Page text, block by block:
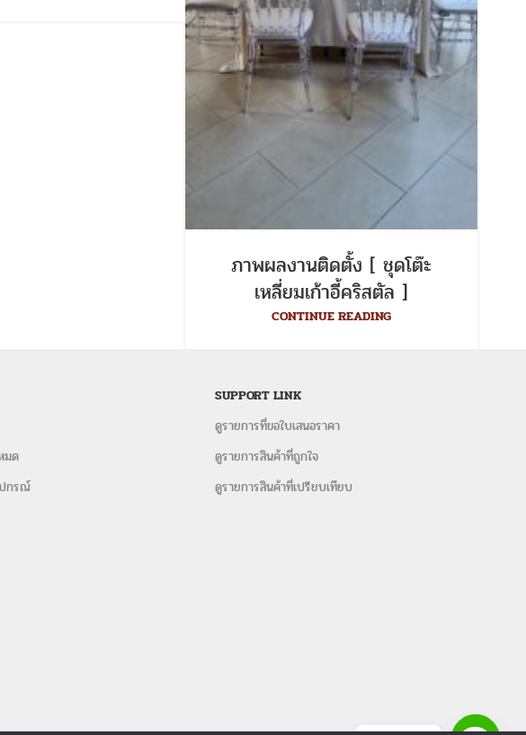
ภาพผลงานติดตั้ง [ ชุดโต๊ะ
เหลี่ยมเก้าอี้คริสตัล ]
CONTINUE READING
มด
กรณ์
SUPPORT LINK
ดูรายการที่ขอใบเสนอราคา
ดูรายการสินค้าที่ถูกใจ
ดูรายการสินค้าที่เปรียบเทียบ